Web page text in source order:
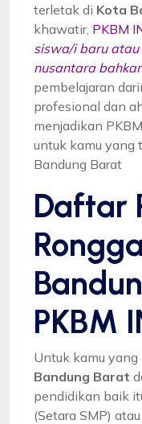
terletak di Kota
khawatir, PKBM
siswa/i baru
nusantara
pembelajaran
profesional dan
menjadikan
untuk kamu yang
Bandung Barat
Daftar
PKBM
Untuk kamu yang
Bandung Barat
pendidikan baik
(Setara SMP)